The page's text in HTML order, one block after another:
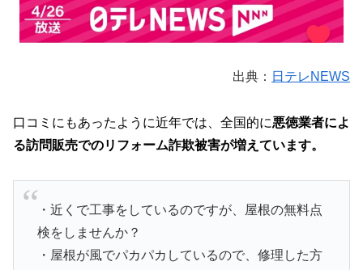
出典： 日テレNEWS
口コミにもあったように近年では、全国的に悪徳業者によ
る訪問販売でのリフォーム詐欺被害が増えています。
・近くで工事をしているのですが、屋根の無料点
検をしませんか？
・屋根が風でパカパカしているので、修理した方